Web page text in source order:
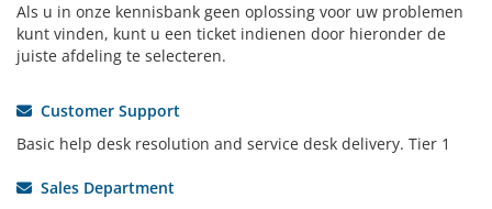
Als u in onze kennisbank geen oplossing voor uw problemen
kunt vinden, kunt u een ticket indienen door hieronder de
juiste afdeling te selecteren.
Customer Support
Basic help desk resolution and service desk delivery. Tier 1
Sales Department